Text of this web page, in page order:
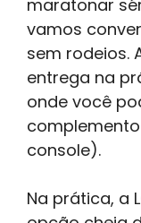
maratonar
vamos
sem rodeios.
entrega na
onde você
console).
Na prática, a